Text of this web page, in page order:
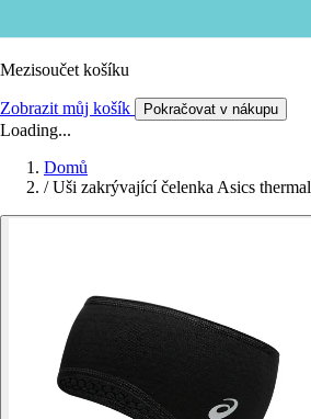
Mezisoučet košíku
Zobrazit můj košík Pokračovat v nákupu
Loading...
Domů
/ Uši zakrývající čelenka Asics thermal